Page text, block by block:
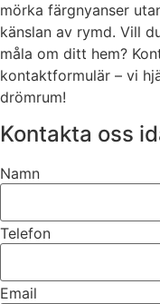
mörka färgnyanser
känslan av rymd. Vill
måla om ditt hem?
kontaktformulär – vi
drömrum!
Kontakta oss
Namn
Telefon
Email